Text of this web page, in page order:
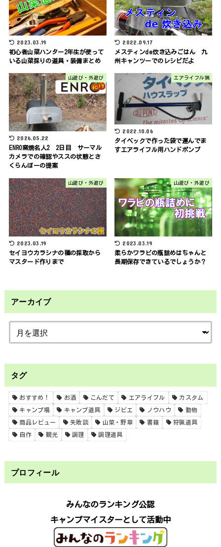
2023.03.19
初心者山菜ハンター2年生が使って
いる山菜採りの道具・装備まとめ
2022.09.17
メスティンde炊き込みごはん 九
州キャンツーでのレシピだよ
山遊び・外遊び
2026.05.22
ENRO窯焼名人2 2日目 サーマル
カメラでの確認やススの状態とさ
くらんぼーの提案
エアライフル猟
2022.10.06
タイベックで作った袋で運んでま
すエアライフル用ハンドポンプ
山遊び・外遊び
2023.03.19
セイヨウカラシナの種の採取から
マスタード作りまで
山遊び・外遊び
2023.03.19
柔らかワラビの瓶詰めはちゃんと
長期保存できているでしょうか？
アーカイブ
タグ
おすすめ！ お酒 こんだて エアライフル カスタム
キャンプ場 キャンプ道具 ジビエ ノウハウ 動物
商品レビュー 失敗談 山菜・野草 書籍 狩猟道具
自作 観光 調理 調理道具
プロフィール
みんなのランキング公認
キャンプマイスターとして活動中